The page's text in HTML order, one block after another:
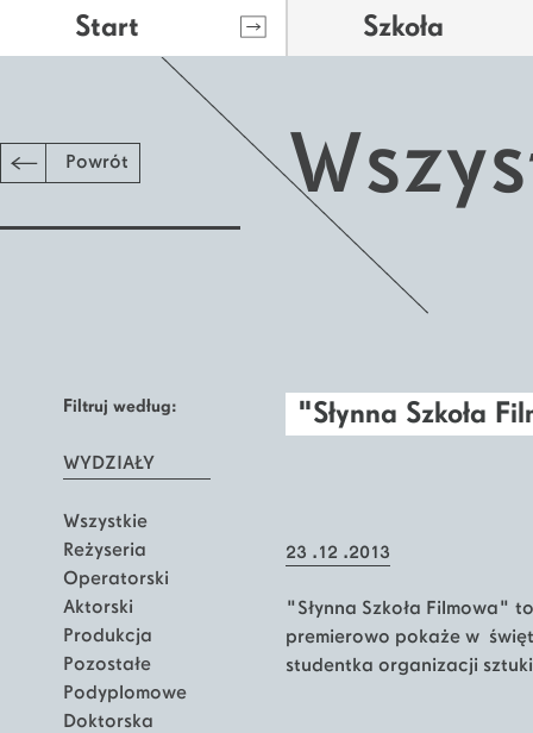
Start Szkoła
Powrót
Filtruj według:
WYDZIAŁY
Wszystkie
Reżyseria
Operatorski
Aktorski
Produkcja
Pozostałe
Podyplomowe
Doktorska
"Słynna Szkoła
23 .12 .2013
"Słynna Szkoła Filmowa"
premierowo pokaże w
studentka organizacji